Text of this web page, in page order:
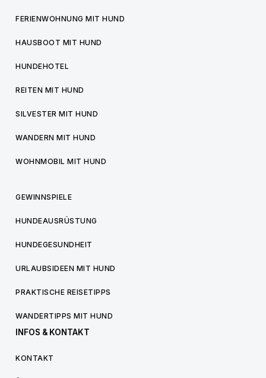
FERIENWOHNUNG MIT HUND
HAUSBOOT MIT HUND
HUNDEHOTEL
REITEN MIT HUND
SILVESTER MIT HUND
WANDERN MIT HUND
WOHNMOBIL MIT HUND
GEWINNSPIELE
HUNDEAUSRÜSTUNG
HUNDEGESUNDHEIT
URLAUBSIDEEN MIT HUND
PRAKTISCHE REISETIPPS
WANDERTIPPS MIT HUND
INFOS & KONTAKT
KONTAKT